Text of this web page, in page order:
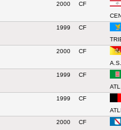
2000
CF
1999
CF
2000
CF
1999
CF
1999
CF
2000
CF